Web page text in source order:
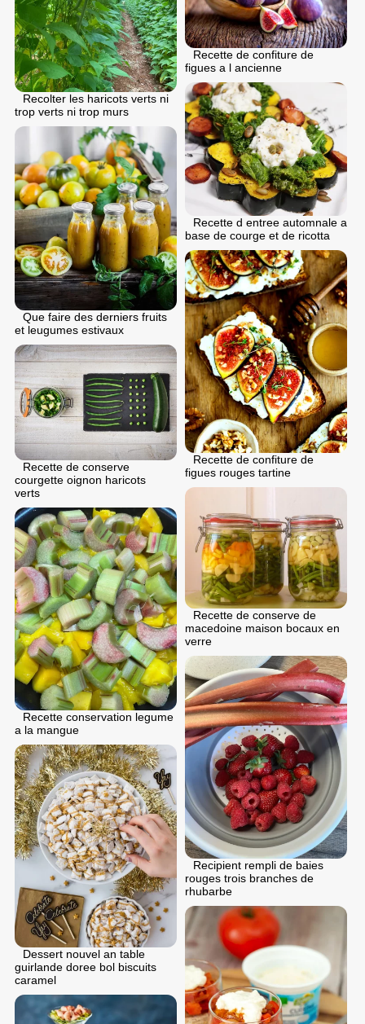
Recolter les haricots verts ni
trop verts ni trop murs
Recette de confiture de
figues a l ancienne
Recette d entree automnale a
base de courge et de ricotta
Que faire des derniers fruits
et leugumes estivaux
Recette de confiture de
figues rouges tartine
Recette de conserve
courgette oignon haricots
verts
Recette de conserve de
macedoine maison bocaux en
verre
Recette conservation legume
a la mangue
Recipient rempli de baies
rouges trois branches de
rhubarbe
Dessert nouvel an table
guirlande doree bol biscuits
caramel